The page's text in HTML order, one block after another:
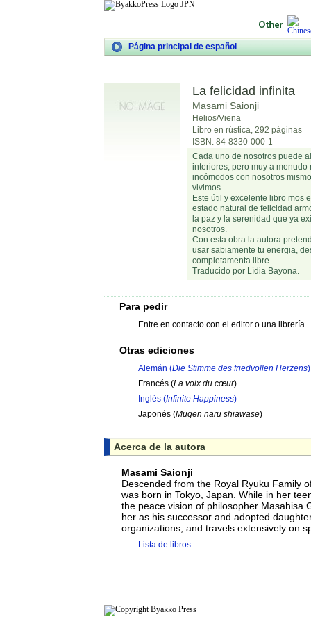
Página principal de español
La felicidad infinita
Masami Saionji
Helios/Viena
Libro en rústica, 292 páginas
ISBN: 84-8330-000-1
Cada uno de nosotros puede
interiores, pero muy a menudo
incómodos con nosotros
vivimos.
Este útil y excelente libro mos
estado natural de felicidad
la paz y la serenidad que ya
nosotros.
Con esta obra la autora
usar sabiamente tu energia,
completamenta libre.
Traducido por Lídia Bayona.
Para pedir
Entre en contacto con el editor o una librería
Otras ediciones
Alemán (Die Stimme des friedvollen Herzens)
Francés (La voix du cœur)
Inglés (Infinite Happiness)
Japonés (Mugen naru shiawase)
Acerca de la autora
Masami Saionji
Descended from the Royal Ryuku Family
was born in Tokyo, Japan. While in her
the peace vision of philosopher Masahisa
her as his successor and adopted
organizations, and travels extensively on
Lista de libros